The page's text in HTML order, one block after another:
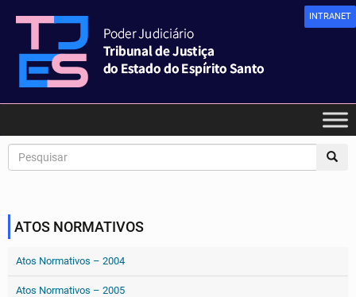
INTRANET
ATOS NORMATIVOS
Atos Normativos – 2004
Atos Normativos – 2005